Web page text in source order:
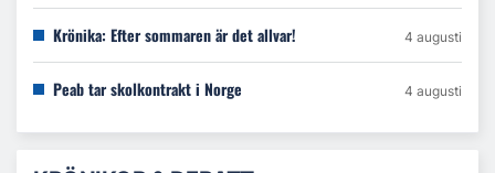
Krönika: Efter sommaren är det allvar! 4 augusti
Peab tar skolkontrakt i Norge 4 augusti